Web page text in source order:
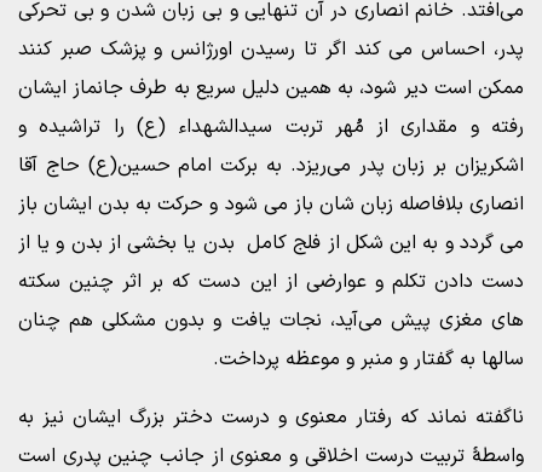
می‌افتد. خانم انصاری در آن تنهایی و بی زبان شدن و بی تحرکی
پدر، احساس می کند اگر تا رسیدن اورژانس و پزشک صبر کنند
ممکن است دیر شود، به همین دلیل سریع به طرف جانماز ایشان
رفته و مقداری از مُهر تربت سیدالشهداء (ع) را تراشیده و
اشکریزان بر زبان پدر می‌ریزد. به برکت امام حسین(ع) حاج آقا
انصاری بلافاصله زبان شان باز می شود و حرکت به بدن ایشان باز
می گردد و به این شکل از فلج کامل بدن یا بخشی از بدن و یا از
دست دادن تکلم و عوارضی از این دست که بر اثر چنین سکته
های مغزی پیش می‌آید، نجات یافت و بدون مشکلی هم چنان
سالها به گفتار و منبر و موعظه پرداخت.
ناگفته نماند که رفتار معنوی و درست دختر بزرگ ایشان نیز به
واسطۀ تربیت درست اخلاقی و معنوی از جانب چنین پدری است